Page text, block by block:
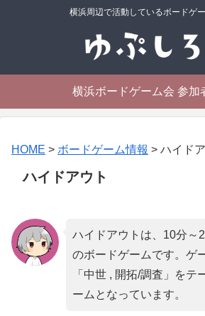
横浜周辺で活動しているボードゲ
横浜ボードゲーム会 参加
HOME > ボードゲーム情報 > ハイド
ハイドアウト
ハイドアウトは、10分～
のボードゲームです。ゲ
「 中世 , 開拓/調査 」をテ
ームとなっています。